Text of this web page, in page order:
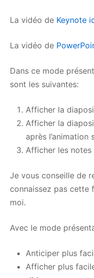
La vidéo de Keynote
La vidéo de
Dans ce mode
sont les suivantes:
Afficher la
Afficher la
après l’animation
Afficher les
Je vous conseille de
connaissez pas cette
moi.
Avec le mode
Anticiper plus
Afficher plus